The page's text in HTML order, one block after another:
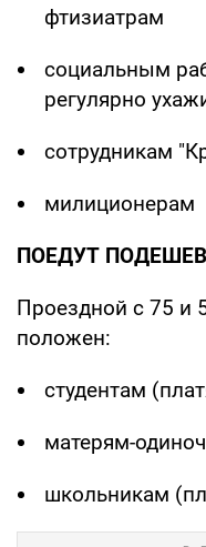
фтизиатрам
социальным
регулярно
сотрудникам
милиционерам
ПОЕДУТ
Проездной с 75 и
положен:
студентам
матерям-
школьникам